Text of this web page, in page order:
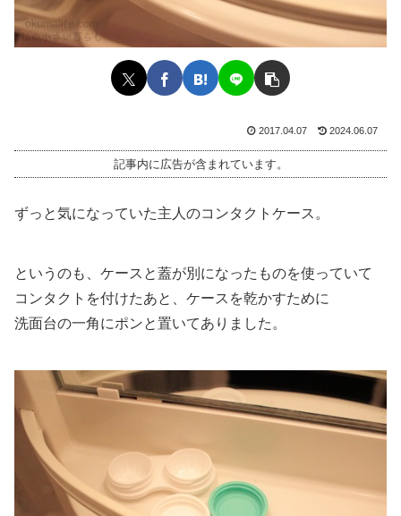
2017.04.07 2024.06.07
記事内に広告が含まれています。
ずっと気になっていた主人のコンタクトケース。
というのも、ケースと蓋が別になったものを使っていて
コンタクトを付けたあと、ケースを乾かすために
洗面台の一角にポンと置いてありました。